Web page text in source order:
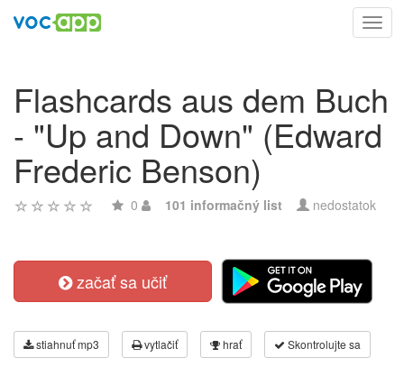
Flashcards aus dem Buch
- "Up and Down" (Edward
Frederic Benson)
0 101 informačný list nedostatok
začať sa učiť
stiahnuť mp3 vytlačiť hrať Skontrolujte sa